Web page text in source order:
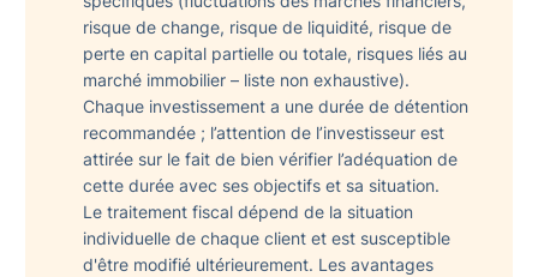
risque de change, risque de liquidité, risque de
perte en capital partielle ou totale, risques liés au
marché immobilier – liste non exhaustive).
Chaque investissement a une durée de détention
recommandée ; l’attention de l’investisseur est
attirée sur le fait de bien vérifier l’adéquation de
cette durée avec ses objectifs et sa situation.
Le traitement fiscal dépend de la situation
individuelle de chaque client et est susceptible
d'être modifié ultérieurement. Les avantages